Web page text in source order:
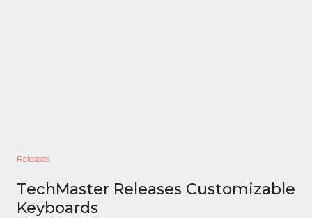
Releases
TechMaster Releases Customizable
Keyboards